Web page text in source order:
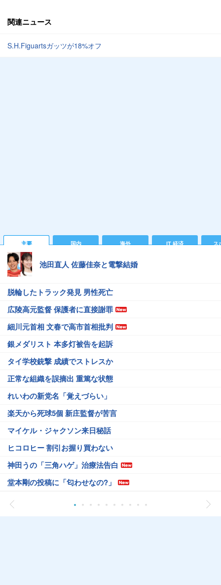
関連ニュース
S.H.Figuartsガッツが18%オフ
主要 国内 海外 IT 経済 ス
池田直人 佐藤佳奈と電撃結婚
脱輪したトラック発見 男性死亡
広陵高元監督 保護者に直接謝罪
細川元首相 文春で高市首相批判
銀メダリスト 本多灯被告を起訴
タイ学校銃撃 成績でストレスか
正常な組織を誤摘出 重篤な状態
れいわの新党名「覚えづらい」
楽天から死球5個 新庄監督が苦言
マイケル・ジャクソン来日秘話
ヒコロヒー 割引お握り買わない
神田うの「三角ハゲ」治療法告白
堂本剛の投稿に「匂わせなの?」